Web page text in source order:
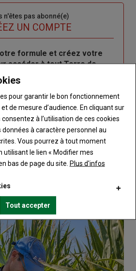
n'êtes pas abonné(e)
UN COMPTE
formule et créez votre
accéder à tout Terre de
un compte
pour garantir le bon fonctionnement
de mesure d’audience. En cliquant sur
à l’utilisation de ces cookies
à caractère personnel au
Vous pourrez à tout moment
utilisant le lien « Modifier mes
bas de page du site. Plus d'infos
Tout accepter